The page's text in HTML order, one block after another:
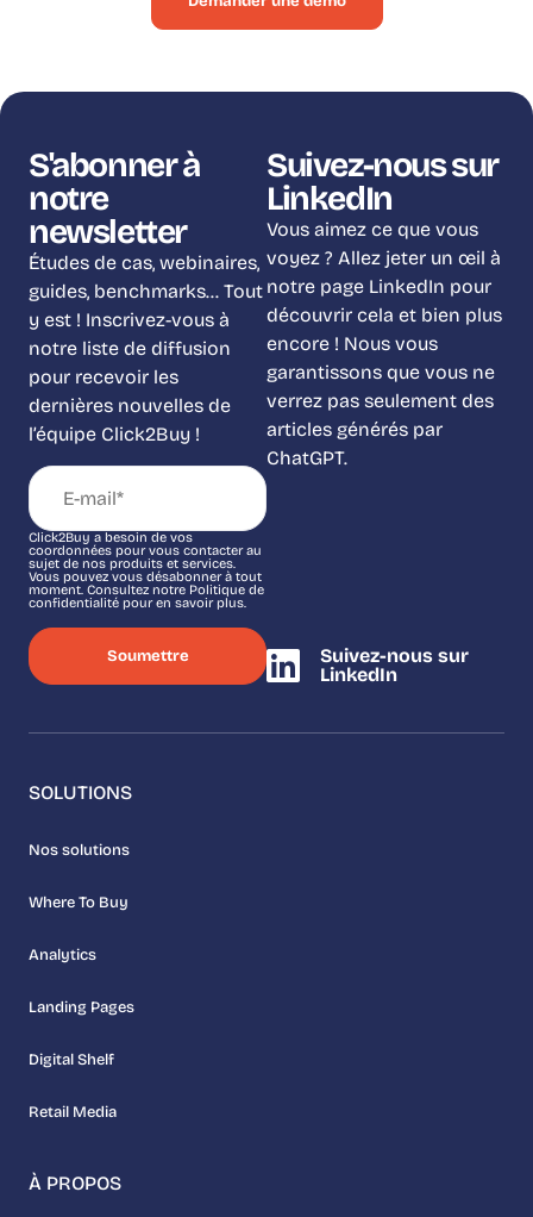
S'abonner à
notre
newsletter
Études de cas, webinaires,
guides, benchmarks… Tout
y est ! Inscrivez-vous à
notre liste de diffusion
pour recevoir les
dernières nouvelles de
l’équipe Click2Buy !
Click2Buy a besoin de vos
coordonnées pour vous contacter au
sujet de nos produits et services.
Vous pouvez vous désabonner à tout
moment. Consultez notre Politique de
confidentialité pour en savoir plus.
Suivez-nous sur
LinkedIn
Vous aimez ce que vous
voyez ? Allez jeter un œil à
notre page LinkedIn pour
découvrir cela et bien plus
encore ! Nous vous
garantissons que vous ne
verrez pas seulement des
articles générés par
ChatGPT.
Suivez-nous sur
LinkedIn
SOLUTIONS
Nos solutions
Where To Buy
Analytics
Landing Pages
Digital Shelf
Retail Media
À PROPOS